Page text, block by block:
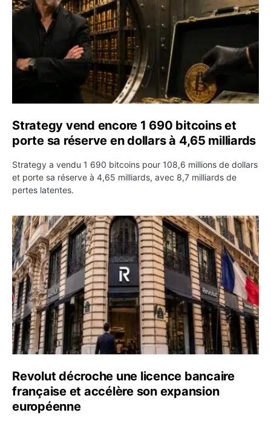
Strategy vend encore 1 690 bitcoins et
porte sa réserve en dollars à 4,65 milliards
Strategy a vendu 1 690 bitcoins pour 108,6 millions de dollars
et porte sa réserve à 4,65 milliards, avec 8,7 milliards de
pertes latentes.
Revolut décroche une licence bancaire française et
Revolut décroche une licence bancaire
française et accélère son expansion
européenne